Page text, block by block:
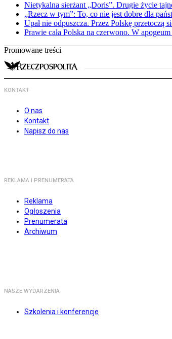
Nietykalna sierżant „Doris”. Drugie życie
„Rzecz w tym”: To, co nie jest dobre dla
Upał nie odpuszcza. Przez Polskę przetoczą
Prawie cała Polska na czerwono. W
Promowane treści
KONTAKT
O nas
Kontakt
Napisz do nas
REKLAMA I PRENUMERATA
Reklama
Ogłoszenia
Prenumerata
Archiwum
NASZE WYDARZENIA
Szkolenia i konferencje